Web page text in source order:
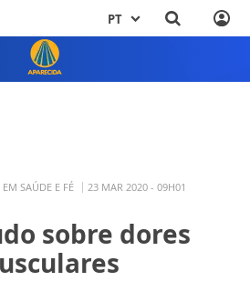
PT
EM SAÚDE E FÉ 23 MAR 2020 - 09H01
sobre dores